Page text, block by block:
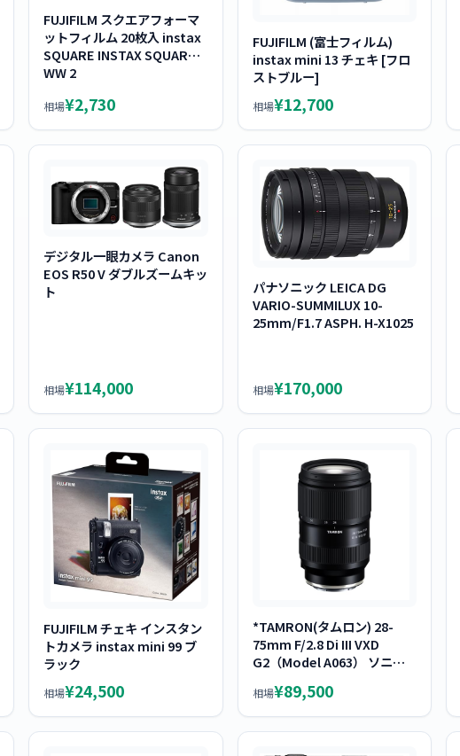
FUJIFILM スクエアフォーマ
ットフィルム 20枚入 instax
SQUARE INSTAX SQUARE
WW 2
相場¥2,730
FUJIFILM (富士フィルム)
instax mini 13 チェキ [フロ
ストブルー]
相場¥12,700
デジタル一眼カメラ Canon
EOS R50 V ダブルズームキッ
ト
相場¥114,000
パナソニック LEICA DG
VARIO-SUMMILUX 10-
25mm/F1.7 ASPH. H-X1025
相場¥170,000
FUJIFILM チェキ インスタン
トカメラ instax mini 99 ブ
ラック
相場¥24,500
*TAMRON(タムロン) 28-
75mm F/2.8 Di III VXD
G2（Model A063） ソニーE
相場¥89,500